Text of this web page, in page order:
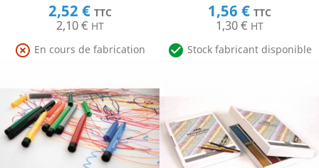
2,52 € TTC
2,10 € HT
 En cours de fabrication
1,56 € TTC
1,30 € HT
 Stock fabricant disponible